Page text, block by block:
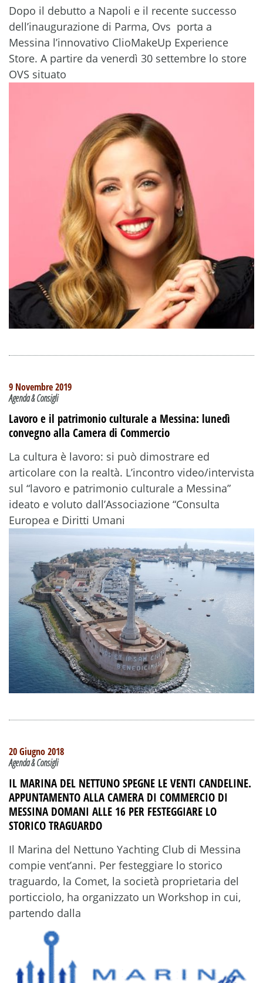
Dopo il debutto a Napoli e il recente successo
dell’inaugurazione di Parma, Ovs porta a
Messina l’innovativo ClioMakeUp Experience
Store. A partire da venerdì 30 settembre lo store
OVS situato
9 Novembre 2019
Agenda & Consigli
Lavoro e il patrimonio culturale a Messina: lunedì
convegno alla Camera di Commercio
La cultura è lavoro: si può dimostrare ed
articolare con la realtà. L’incontro video/intervista
sul “lavoro e patrimonio culturale a Messina”
ideato e voluto dall’Associazione “Consulta
Europea e Diritti Umani
20 Giugno 2018
Agenda & Consigli
IL MARINA DEL NETTUNO SPEGNE LE VENTI CANDELINE.
APPUNTAMENTO ALLA CAMERA DI COMMERCIO DI
MESSINA DOMANI ALLE 16 PER FESTEGGIARE LO
STORICO TRAGUARDO
Il Marina del Nettuno Yachting Club di Messina
compie vent’anni. Per festeggiare lo storico
traguardo, la Comet, la società proprietaria del
porticciolo, ha organizzato un Workshop in cui,
partendo dalla